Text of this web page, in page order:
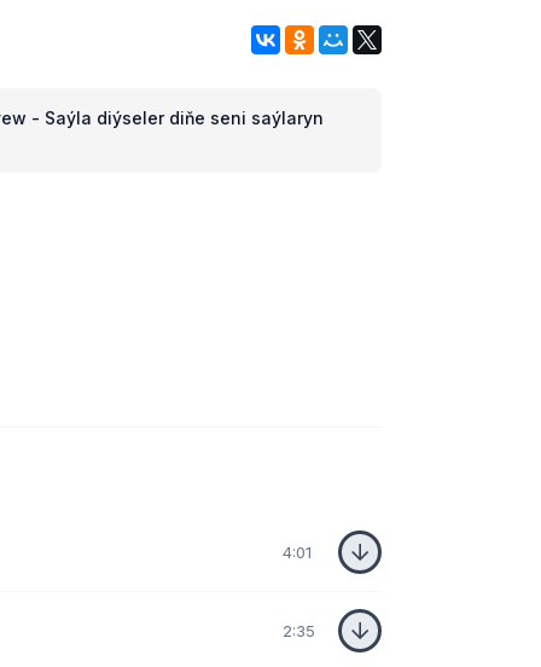
- Saýla diýseler diňe seni saýlaryn
4:01
2:35